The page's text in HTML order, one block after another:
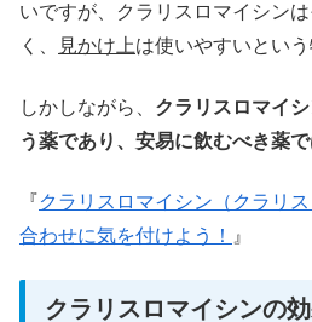
いですが、クラリスロマイシン
く、
見かけ上は使いやすいという
しかしながら、 クラリスロマイ
う薬であり、安易に飲むべき薬で
『クラリスロマイシン（クラリ
合わせに気を付けよう！
』
クラリスロマイシンの